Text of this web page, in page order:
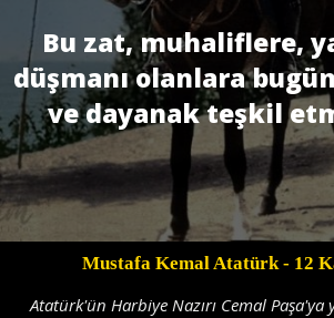
Bu zat, muhaliflere,
düşmanı olanlara
ve dayanak teşkil
Mustafa Kemal Atatürk- 12
Atatürk'ün Harbiye Nazırı Cemal Paşa'ya